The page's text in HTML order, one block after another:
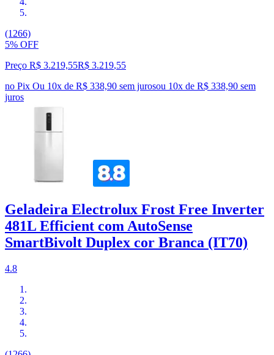
(1266)
5% OFF
Preço R$ 3.219,55R$ 3.219,55
no Pix Ou 10x de R$ 338,90 sem jurosou 10x de R$ 338,90 sem
juros
Geladeira Electrolux Frost Free Inverter
481L Efficient com AutoSense
SmartBivolt Duplex cor Branca (IT70)
4.8